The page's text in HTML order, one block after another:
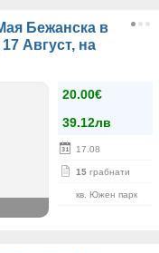
Бежанска в
Август, на
20.00€
39.12лв
17.08
15 грабнати
кв. Южен парк